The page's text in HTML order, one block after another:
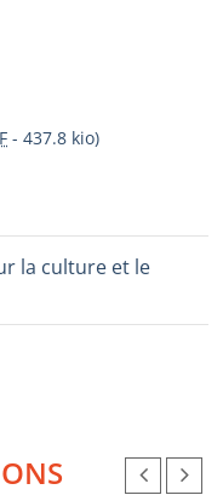
- 437.8 kio)
la culture et le